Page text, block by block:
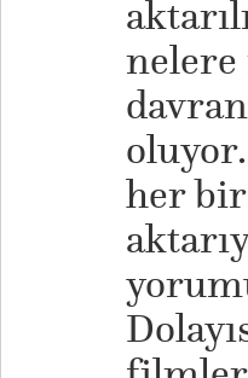
nelere
her